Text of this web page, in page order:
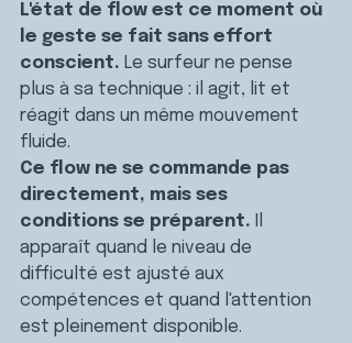
L'état de flow est ce moment où
le geste se fait sans effort
conscient. Le surfeur ne pense
plus à sa technique : il agit, lit et
réagit dans un même mouvement
fluide.
Ce flow ne se commande pas
directement, mais ses
conditions se préparent.
apparaît quand le niveau de
difficulté est ajusté aux
compétences et quand l'attention
est pleinement disponible.